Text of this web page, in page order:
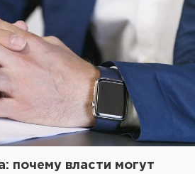
почему власти могут